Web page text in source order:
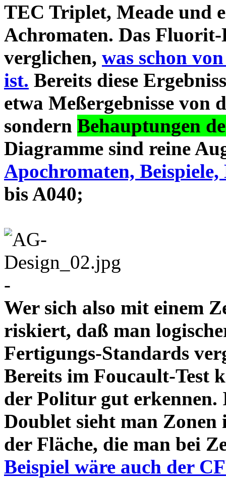
TEC Triplet, Meade und
Achromaten. Das
verglichen, was schon
ist. Bereits diese
etwa Meßergebnisse von
sondern Behauptungen
Diagramme sind reine
Apochromaten, Beispiele,
bis A040;
-
Wer sich also mit einem
riskiert, daß man
Fertigungs-Standards
Bereits im Foucault-Test
der Politur gut
Doublet sieht man Zonen
der Fläche, die man bei
Beispiel wäre auch der